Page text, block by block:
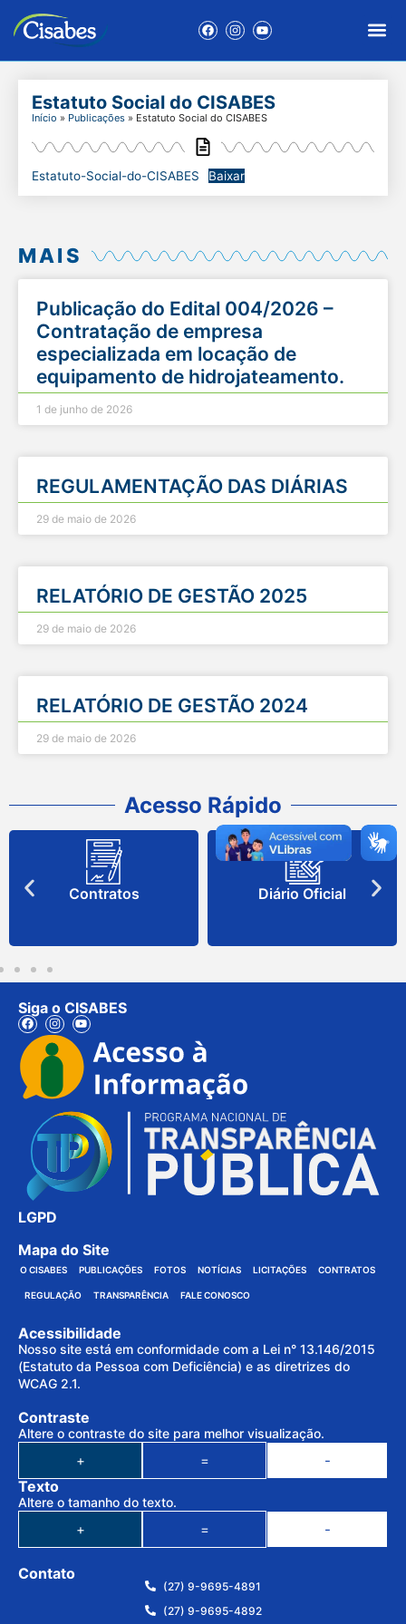
Estatuto Social do CISABES
Início » Publicações » Estatuto Social do CISABES
Estatuto-Social-do-CISABES Baixar
MAIS
Publicação do Edital 004/2026 –
Contratação de empresa
especializada em locação de
equipamento de hidrojateamento.
1 de junho de 2026
REGULAMENTAÇÃO DAS DIÁRIAS
29 de maio de 2026
RELATÓRIO DE GESTÃO 2025
29 de maio de 2026
RELATÓRIO DE GESTÃO 2024
29 de maio de 2026
Acesso Rápido
Contratos Diário Oficial
Siga o CISABES
LGPD
Mapa do Site
O CISABES PUBLICAÇÕES FOTOS NOTÍCIAS LICITAÇÕES CONTRATOS
REGULAÇÃO TRANSPARÊNCIA FALE CONOSCO
Acessibilidade
Nosso site está em conformidade com a Lei n° 13.146/2015
(Estatuto da Pessoa com Deficiência) e as diretrizes do
WCAG 2.1.
Contraste
Altere o contraste do site para melhor visualização.
+ = -
Texto
Altere o tamanho do texto.
+ = -
Contato
(27) 9-9695-4891
(27) 9-9695-4892